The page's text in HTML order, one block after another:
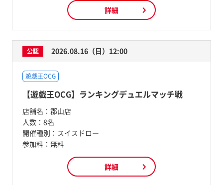
詳細
公認 2026.08.16（日）12:00
遊戯王OCG
【遊戯王OCG】ランキングデュエルマッチ戦
店舗名： 郡山店
人数： 8名
開催種別： スイスドロー
参加料： 無料
詳細